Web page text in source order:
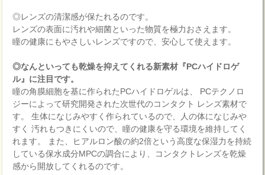
◎レンズの清潔感が保たれるのです。
レンズの表面に汚れや細菌といった物質を極力おさえます。
瞳の健康にもやさしいレンズですので、安心して使えます。
◎なんといっても乾燥を抑えてくれる新素材『PCハイドロゲ
ル』に注目です。
瞳の角膜細胞を基に作られたPCハイドロゲルは、 PCテクノロ
ジーによって研究開発された次世代のコンタクト レンズ素材で
す。 生体になじみやすく作られているので、人の体になじみや
すく 汚れもつきにくいので、瞳の健康を守る環境を維持してく
れます。 また、ヒアルロン酸の約2倍という高度な保湿力を持続
している保水成分MPCの調合により、コンタクトレンズを乾燥
感から開放してくれるのです。